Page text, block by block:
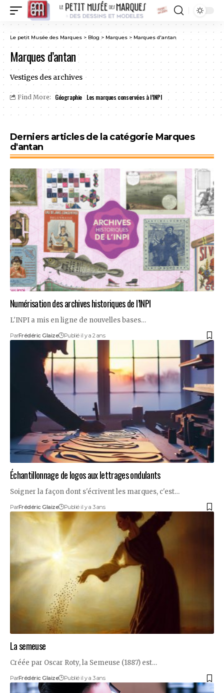
Le petit Musée des Marques > Blog > Marques > Marques d'antan
Marques d’antan
Vestiges des archives
Find More: Géographie Les marques conservées à l’INPI
Derniers articles de la catégorie Marques
d'antan
Numérisation des archives historiques de l’INPI
L'INPI a mis en ligne de nouvelles bases…
ParFrédéric Glaize Publié il y a 2 ans
Échantillonnage de logos aux lettrages ondulants
Soigner la façon dont s'écrivent les marques, c'est…
ParFrédéric Glaize Publié il y a 3 ans
La semeuse
Créée par Oscar Roty, la Semeuse (1887) est…
ParFrédéric Glaize Publié il y a 3 ans